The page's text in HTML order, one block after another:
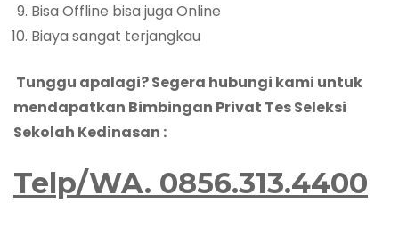
Bisa Offline bisa juga Online
Biaya sangat terjangkau
Tunggu apalagi? Segera hubungi kami untuk
mendapatkan Bimbingan Privat Tes Seleksi
Sekolah Kedinasan :
Telp/WA. 0856.313.4400